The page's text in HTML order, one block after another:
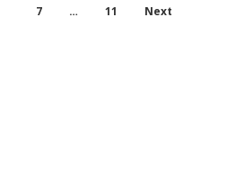
7 … 11 Next